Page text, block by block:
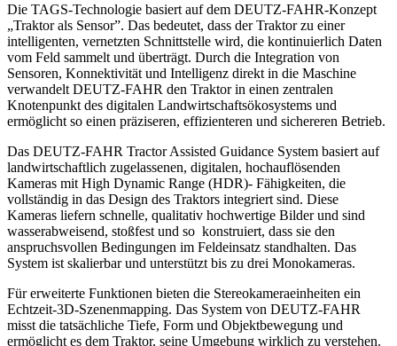
Die TAGS-Technologie basiert auf dem DEUTZ-FAHR-Konzept
„Traktor als Sensor”. Das bedeutet, dass der Traktor zu einer
intelligenten, vernetzten Schnittstelle wird, die kontinuierlich Daten
vom Feld sammelt und überträgt. Durch die Integration von
Sensoren, Konnektivität und Intelligenz direkt in die Maschine
verwandelt DEUTZ-FAHR den Traktor in einen zentralen
Knotenpunkt des digitalen Landwirtschaftsökosystems und
ermöglicht so einen präziseren, effizienteren und sichereren Betrieb.
Das DEUTZ-FAHR Tractor Assisted Guidance System basiert auf
landwirtschaftlich zugelassenen, digitalen, hochauflösenden
Kameras mit High Dynamic Range (HDR)- Fähigkeiten, die
vollständig in das Design des Traktors integriert sind. Diese
Kameras liefern schnelle, qualitativ hochwertige Bilder und sind
wasserabweisend, stoßfest und so konstruiert, dass sie den
anspruchsvollen Bedingungen im Feldeinsatz standhalten. Das
System ist skalierbar und unterstützt bis zu drei Monokameras.
Für erweiterte Funktionen bieten die Stereokameraeinheiten ein
Echtzeit-3D-Szenenmapping. Das System von DEUTZ-FAHR
misst die tatsächliche Tiefe, Form und Objektbewegung und
ermöglicht es dem Traktor, seine Umgebung wirklich zu verstehen.